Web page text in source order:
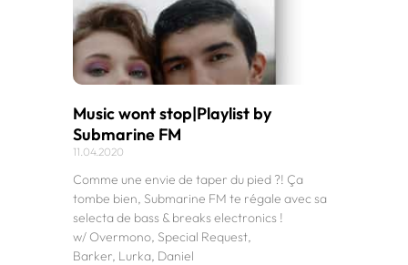
Music wont stop|Playlist by
Submarine FM
11.04.2020
Comme une envie de taper du pied ?! Ça
tombe bien, Submarine FM te régale avec sa
selecta de bass & breaks electronics !
w/ Overmono, Special Request,
Barker, Lurka, Daniel